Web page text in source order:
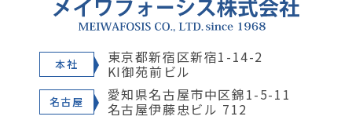
本社 東京都新宿区新宿1-14-2
KI御苑前ビル
名古屋 愛知県名古屋市中区錦1-5-11
名古屋伊藤忠ビル 712